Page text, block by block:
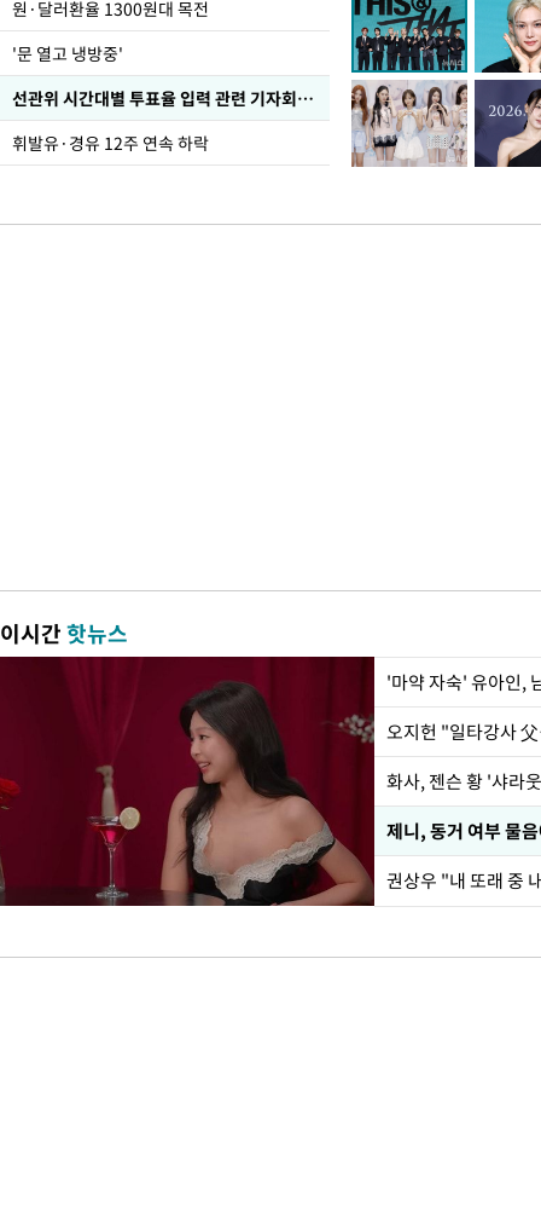
원·달러환율 1300원대 목전
'문 열고 냉방중'
선관위 시간대별 투표율 입력 관련 기자회견하는 주진우 의원
휘발유·경유 12주 연속 하락
이시간핫뉴스
'마약 자숙' 유아인,
화사, 젠슨 황 '샤라
제니, 동거 여부 물
권상우 "내 또래 중